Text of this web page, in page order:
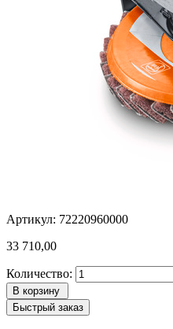
Артикул: 72220960000
33 710,00
Количество:
В корзину
Быстрый заказ